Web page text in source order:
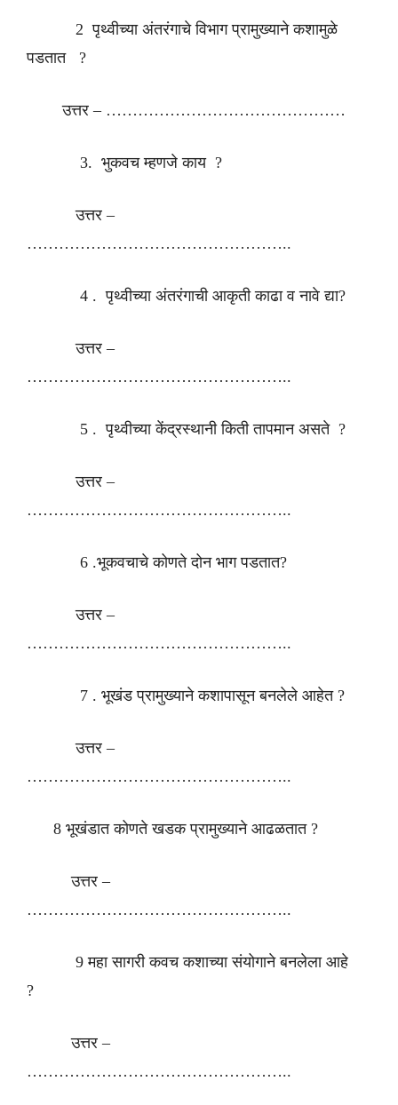
2 पृथ्वीच्या अंतरंगाचे विभाग प्रामुख्याने कशामुळे
पडतात ?
उत्तर – ………………………………………
3. भुकवच म्हणजे काय ?
उत्तर –
…………………………………………..
4 . पृथ्वीच्या अंतरंगाची आकृती काढा व नावे द्या?
उत्तर –
…………………………………………..
5 . पृथ्वीच्या केंद्रस्थानी किती तापमान असते ?
उत्तर –
…………………………………………..
6 .भूकवचाचे कोणते दोन भाग पडतात?
उत्तर –
…………………………………………..
7 . भूखंड प्रामुख्याने कशापासून बनलेले आहेत ?
उत्तर –
…………………………………………..
8 भूखंडात कोणते खडक प्रामुख्याने आढळतात ?
उत्तर –
…………………………………………..
9 महा सागरी कवच कशाच्या संयोगाने बनलेला आहे
?
उत्तर –
…………………………………………..